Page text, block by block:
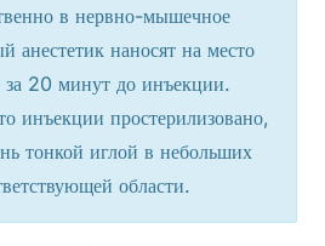
в нервно-мышечное
анестетик наносят на место
20 минут до инъекции.
инъекции простерилизовано,
тонкой иглой в небольших
области.